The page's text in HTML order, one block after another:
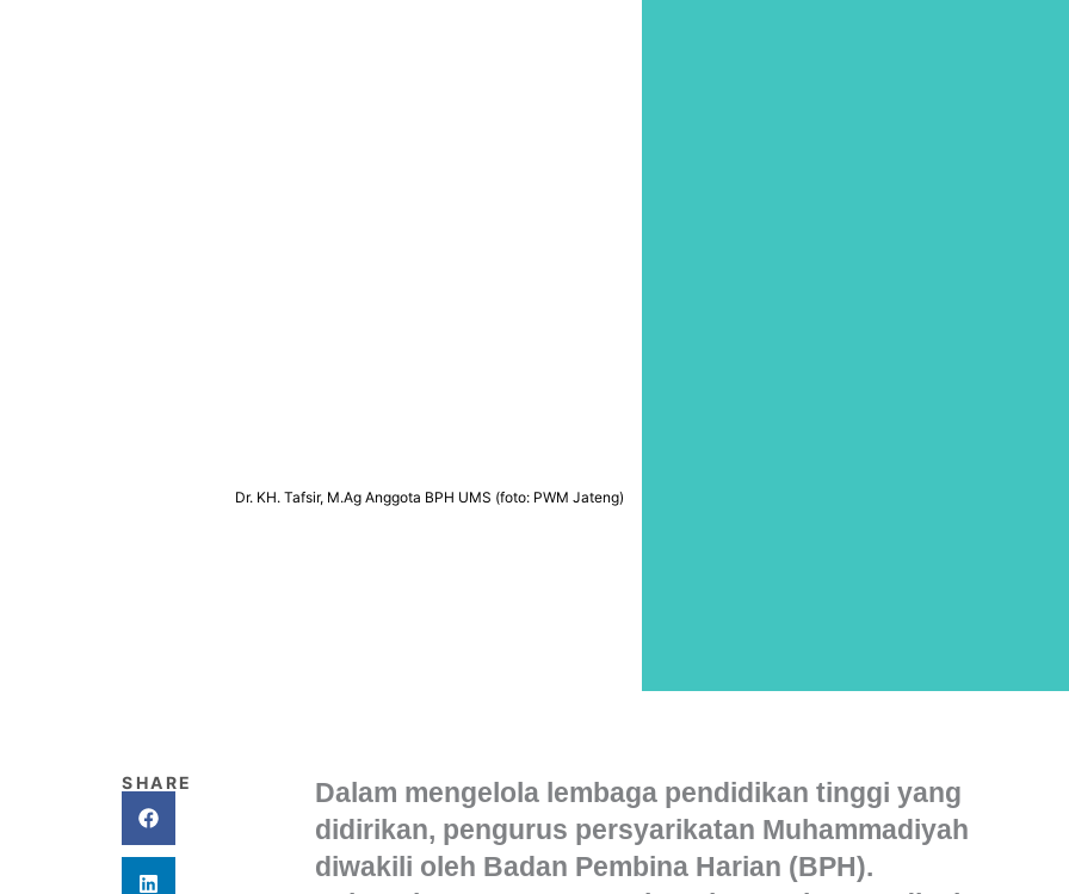
Dr. KH. Tafsir, M.Ag Anggota BPH UMS (foto: PWM Jateng)
SHARE
Dalam mengelola lembaga pendidikan tinggi yang
didirikan, pengurus persyarikatan Muhammadiyah
diwakili oleh Badan Pembina Harian (BPH).